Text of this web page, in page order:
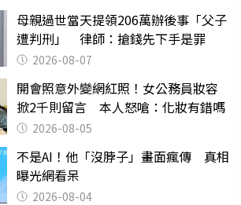
母親過世當天提領206萬辦後事「父子
遭判刑」 律師：搶錢先下手是罪
2026-08-07
開會照意外變網紅照！女公務員妝容
掀2千則留言 本人怒嗆：化妝有錯嗎
2026-08-05
不是AI！他「沒脖子」畫面瘋傳 真相
曝光網看呆
2026-08-04